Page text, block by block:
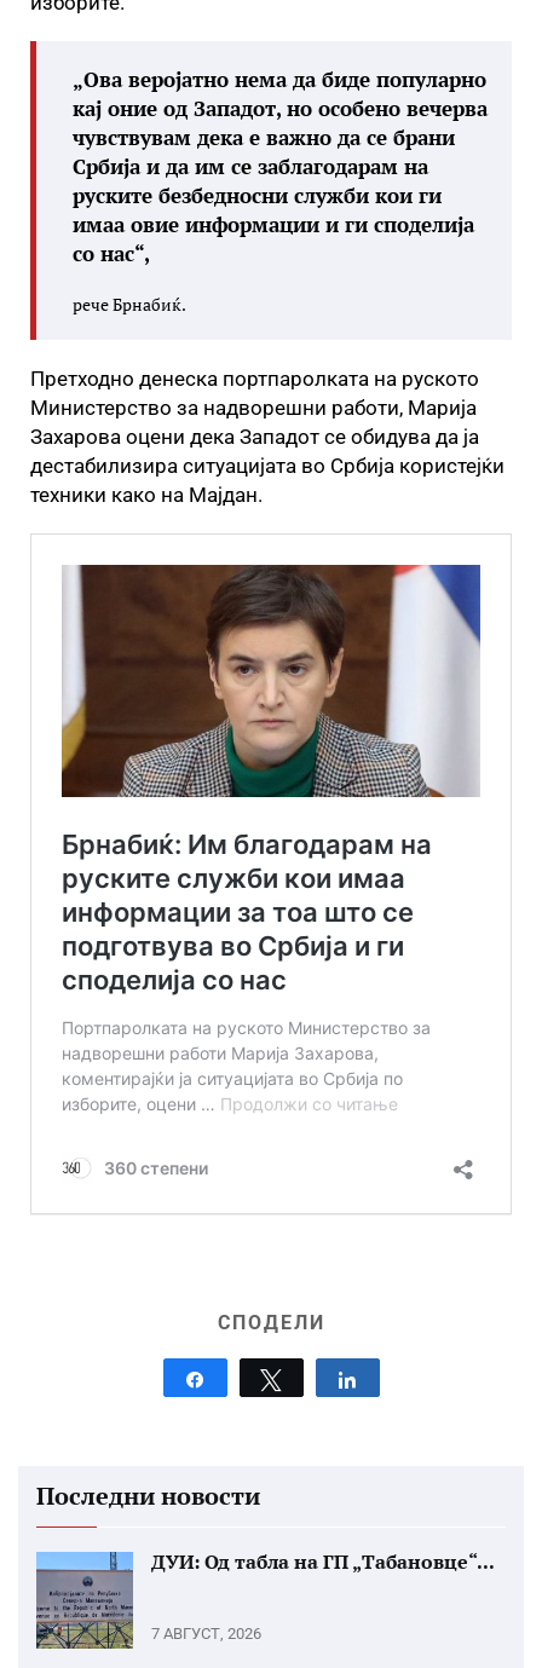
„Ова веројатно нема да биде популарно
кај оние од Западот, но особено вечерва
чувствувам дека е важно да се брани
Србија и да им се заблагодарам на
руските безбедносни служби кои ги
имаа овие информации и ги споделија
со нас“,
рече Брнабиќ.
Претходно денеска портпаролката на руското
Министерство за надворешни работи, Марија
Захарова оцени дека Западот се обидува да ја
дестабилизира ситуацијата во Србија користејќи
техники како на Мајдан.
СПОДЕЛИ
Tweet
Последни новости
ДУИ: Од табла на ГП „Табановце“...
7 АВГУСТ, 2026